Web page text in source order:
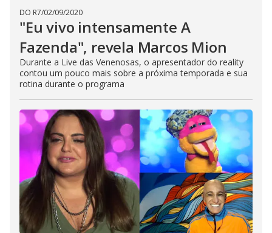
DO R7/02/09/2020
"Eu vivo intensamente A
Fazenda", revela Marcos Mion
Durante a Live das Venenosas, o apresentador do reality
contou um pouco mais sobre a próxima temporada e sua
rotina durante o programa